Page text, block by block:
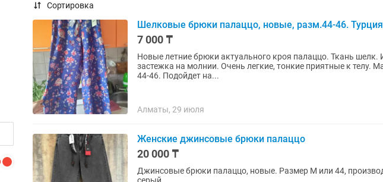
Сортировка
Шелковые брюки палаццо, новые, разм.44-46.
7 000 ₸
Новые летние брюки актуального кроя палаццо. Ткань
застежка на молнии. Очень легкие, тонкие приятные к телу.
44-46. Подойдет на...
Алматы, 29 июля
Женские джинсовые брюки палаццо
20 000 ₸
Джинсовые брюки палаццо, новые. Размер М или 44,